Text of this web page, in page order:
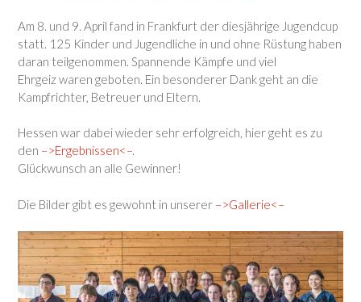
Am 8. und 9. April fand in Frankfurt der diesjährige Jugendcup
statt. 125 Kinder und Jugendliche in und ohne Rüstung haben
daran teilgenommen. Spannende Kämpfe und viel
Ehrgeiz waren geboten. Ein besonderer Dank geht an die
Kampfrichter, Betreuer und Eltern.
Hessen war dabei wieder sehr erfolgreich, hier geht es zu
den –>Ergebnissen<–.
Glückwunsch an alle Gewinner!
Die Bilder gibt es gewohnt in unserer –>Gallerie<–